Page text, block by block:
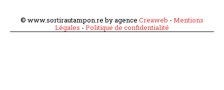
© www.sortirautampon.re by agence Creaweb - Mentions
Légales - Politique de confidentialité